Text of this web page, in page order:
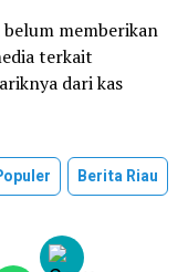
memberikan
terkait
dari kas
Berita Riau